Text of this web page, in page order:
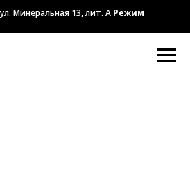
ул. Минеральная 13, лит. А Режим